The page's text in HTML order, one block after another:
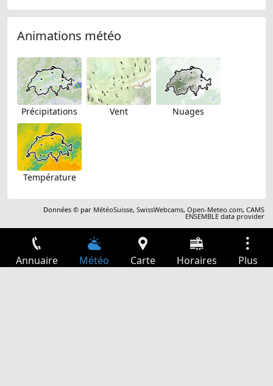
Animations météo
Précipitations Vent Nuages
Température
Données © par MétéoSuisse,SwissWebcams,Open-Meteo.com,CAMS
ENSEMBLE data provider
Annuaire Météo Carte Horaires Plus